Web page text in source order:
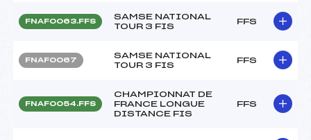
FNAF0063.FFS
SAMSE NATIONAL
TOUR 3 FIS
FFS
FNAF0067
SAMSE NATIONAL
TOUR 3 FIS
FFS
FNAF0054.FFS
CHAMPIONNAT DE
FRANCE LONGUE
DISTANCE FIS
FFS